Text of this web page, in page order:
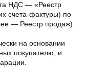
НДС — «Реестр
счета-фактуры) по
— Реестр продаж).
на основании
покупателю, и